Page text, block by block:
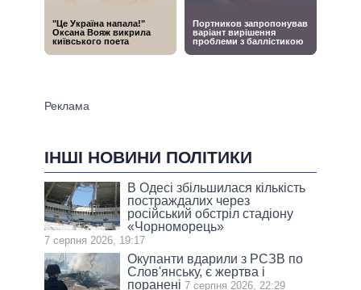
ІНШІ НОВИНИ ПОЛІТИКИ
В Одесі збільшилася кількість
постраждалих через
російський обстріл стадіону
«Чорноморець»
7 серпня 2026, 19:17
Окупанти вдарили з РСЗВ по
Слов'янську, є жертва і
поранені 7 серпня 2026, 22:29